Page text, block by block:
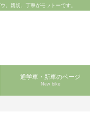
。親切、丁寧がモットーです。
通学車・新車のページ
New bike